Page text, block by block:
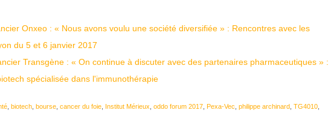
Onxeo : « Nous avons voulu une société diversifiée » : Rencontres avec les
du 5 et 6 janvier 2017
Transgène : « On continue à discuter avec des partenaires pharmaceutiques » :
spécialisée dans l'immunothérapie
biotech bourse cancer du foie Institut Mérieux oddo forum 2017 Pexa-Vec philippe archinard TG4010